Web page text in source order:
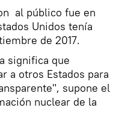
al público fue en
Unidos tenía
de 2017.
significa que
a otros Estados para
supone el
nuclear de la